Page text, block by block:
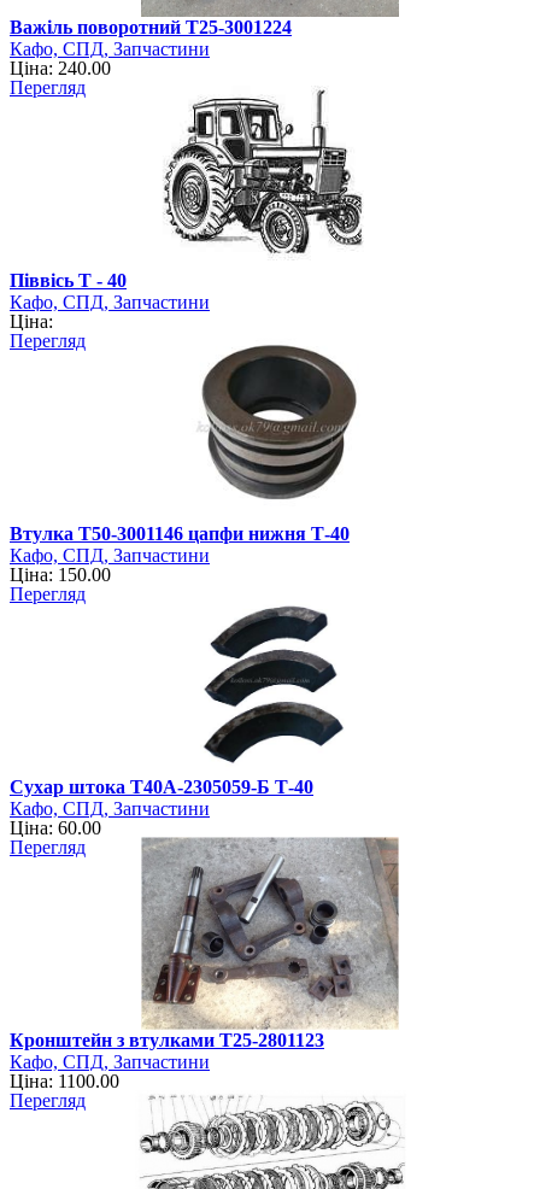
Важіль поворотний Т25-3001224
Кафо, СПД, Запчастини
Ціна: 240.00
Перегляд
Піввісь Т - 40
Кафо, СПД, Запчастини
Ціна:
Перегляд
Втулка Т50-3001146 цапфи нижня Т-40
Кафо, СПД, Запчастини
Ціна: 150.00
Перегляд
Сухар штока Т40А-2305059-Б Т-40
Кафо, СПД, Запчастини
Ціна: 60.00
Перегляд
Кронштейн з втулками Т25-2801123
Кафо, СПД, Запчастини
Ціна: 1100.00
Перегляд